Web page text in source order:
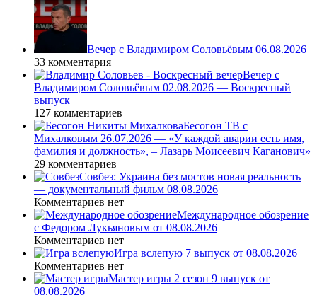
Вечер с Владимиром Соловьёвым 06.08.2026
33 комментария
Вечер с
Владимиром Соловьёвым 02.08.2026 — Воскресный
выпуск
127 комментариев
Бесогон ТВ с
Михалковым 26.07.2026 — «У каждой аварии есть имя,
фамилия и должность», – Лазарь Моисеевич Каганович»
29 комментариев
Совбез: Украина без мостов новая реальность
— документальный фильм 08.08.2026
Комментариев нет
Международное обозрение
с Федором Лукьяновым от 08.08.2026
Комментариев нет
Игра вслепую 7 выпуск от 08.08.2026
Комментариев нет
Мастер игры 2 сезон 9 выпуск от
08.08.2026